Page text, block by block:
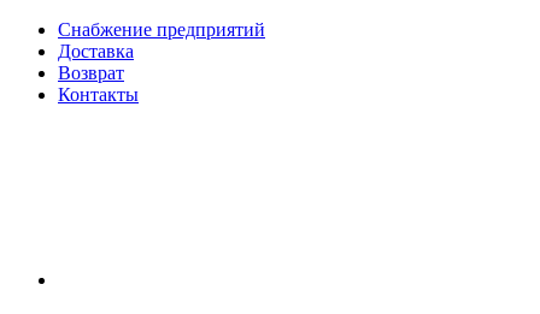
Снабжение предприятий
Доставка
Возврат
Контакты